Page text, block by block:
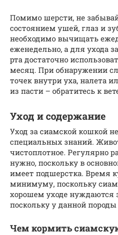
Помимо шерсти, не
состоянием ушей, глаз и
необходимо вычищать
еженедельно, а для ухода
рта достаточно
месяц. При обнаружении
точек внутри уха, налета
из пасти – обратитесь к
Уход и содержание
Уход за сиамской кошкой
специальных знаний.
чистоплотное. Регулярно
нужно, поскольку в
имеет подшерстка. Время
минимуму, поскольку
хорошем уходе нуждаются
поскольку у данной
Чем кормить